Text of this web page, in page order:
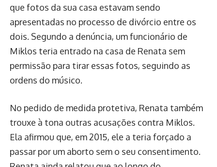
que fotos da sua casa estavam sendo
apresentadas no processo de divórcio entre os
dois. Segundo a denúncia, um funcionário de
Miklos teria entrado na casa de Renata sem
permissão para tirar essas fotos, seguindo as
ordens do músico.
No pedido de medida protetiva, Renata também
trouxe à tona outras acusações contra Miklos.
Ela afirmou que, em 2015, ele a teria forçado a
passar por um aborto sem o seu consentimento.